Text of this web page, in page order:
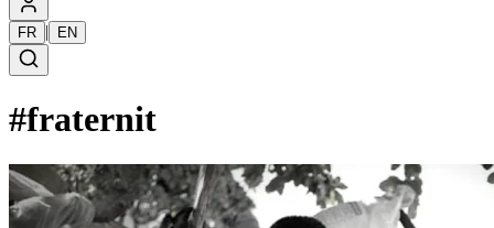
FR | EN
#fraternit